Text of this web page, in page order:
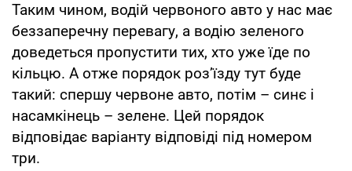
Таким чином, водій червоного авто у нас має
беззаперечну перевагу, а водію зеленого
доведеться пропустити тих, хто уже їде по
кільцю. А отже порядок роз’їзду тут буде
такий: спершу червоне авто, потім – синє і
насамкінець – зелене. Цей порядок
відповідає варіанту відповіді під номером
три.